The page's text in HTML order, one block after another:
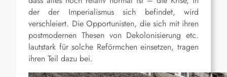
der der Imperialismus sich befindet, wird
verschleiert. Die Opportunisten, die sich mit ihren
postmodernen Thesen von Dekolonisierung etc.
lautstark für solche Reförmchen einsetzen, tragen
ihren Teil dazu bei.